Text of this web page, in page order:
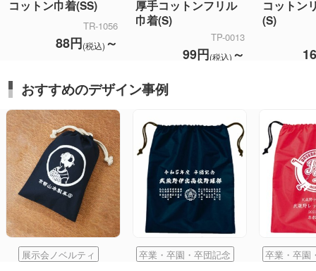
コットン巾着(SS)
TR-1056
88円(税込) ～
厚手コットンフリル
巾着(S)
TP-0013
99円(税込) ～
コットン
(S)
おすすめのデザイン事例
展示会ノベルティ 卒業・卒園・卒団記念 卒業・卒園